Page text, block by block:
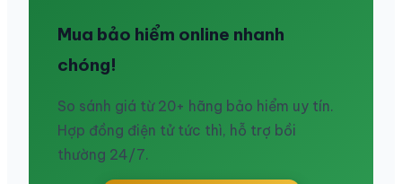
Mua bảo hiểm online nhanh
chóng!
So sánh giá từ 20+ hãng bảo hiểm uy tín.
Hợp đồng điện tử tức thì, hỗ trợ bồi
thường 24/7.